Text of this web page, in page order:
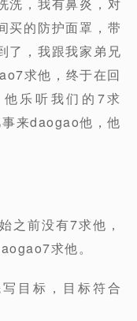
买的防护面罩，带
了，我跟我家弟兄
求他，终于在回
乐听我们的7求
来daogao他，他
之前没有7求他，
求他。
目标，目标符合